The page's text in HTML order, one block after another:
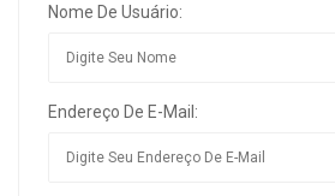
Nome De Usuário:
Endereço De E-Mail: